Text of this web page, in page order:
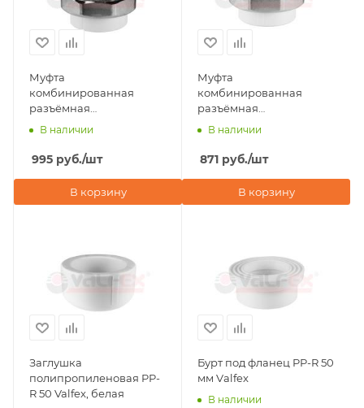
Муфта
комбинированная
разъёмная
(американка) НР 50x1
В наличии
995 руб./шт
В корзину
Муфта
комбинированная
разъёмная
(американка) ВР 50x1
В наличии
871 руб./шт
В корзину
Заглушка
полипропиленовая PP-
R 50 Valfex, белая
Бурт под фланец PP-R 50
мм Vаlfex
В наличии